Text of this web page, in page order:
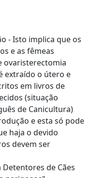
- Isto implica que os
e as fêmeas
ovaristerectomia
extraído o útero e
em livros de
(situação
de Canicultura)
e esta só pode
haja o devido
devem ser
de Cães